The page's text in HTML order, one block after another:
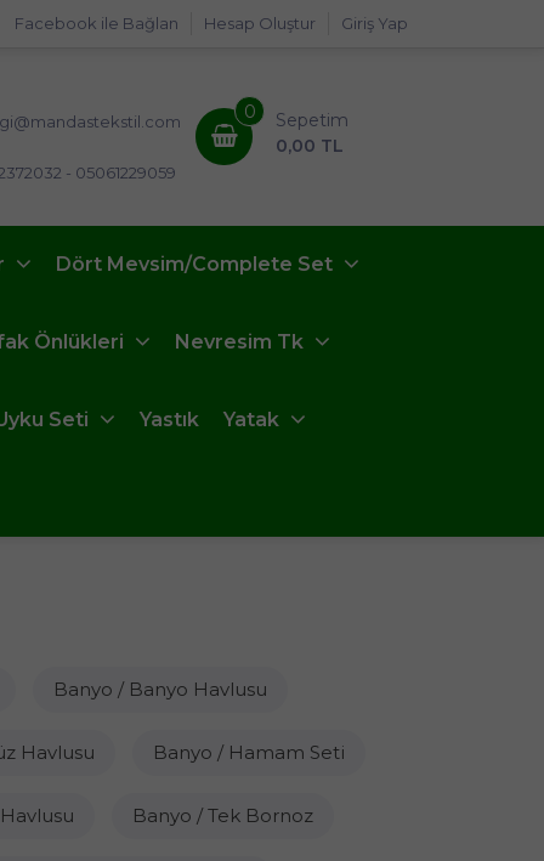
Giriş Yap
Hesap Oluştur
Facebook ile Bağlan
- 05061229059
0
Sepetim
0,00 TL
Dört Mevsim/Complete Set
Önlükleri Nevresim Tk
Seti Yastık Yatak
Banyo / Banyo Havlusu
Havlusu Banyo / Hamam Seti
Banyo / Tek Bornoz